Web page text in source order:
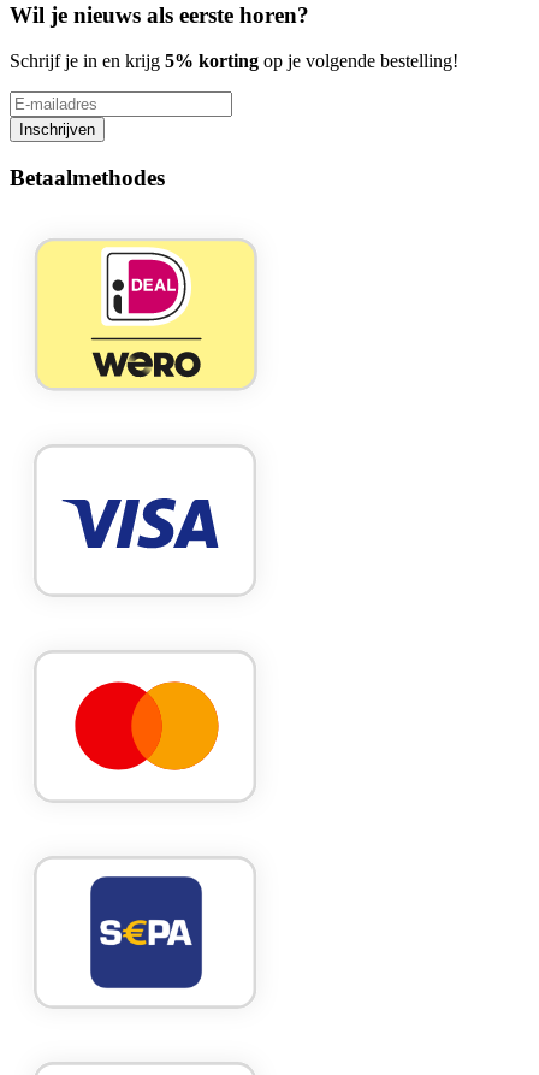
Wil je nieuws als eerste horen?
Schrijf je in en krijg 5% korting op je volgende bestelling!
Inschrijven
Betaalmethodes